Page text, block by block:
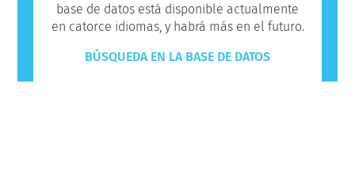
base de datos está disponible actualmente
en catorce idiomas, y habrá más en el futuro.
BÚSQUEDA EN LA BASE DE DATOS